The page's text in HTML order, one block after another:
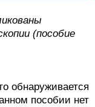
(пособие
обнаруживается
пособии нет